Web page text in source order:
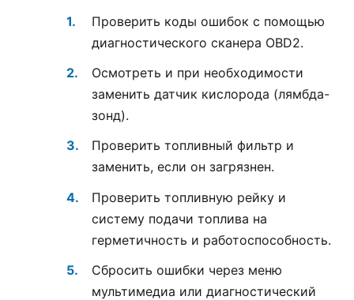
Проверить коды ошибок с помощью
диагностического сканера OBD2.
Осмотреть и при необходимости
заменить датчик кислорода (лямбда-
зонд).
Проверить топливный фильтр и
заменить, если он загрязнен.
Проверить топливную рейку и
систему подачи топлива на
герметичность и работоспособность.
Сбросить ошибки через меню
мультимедиа или диагностический